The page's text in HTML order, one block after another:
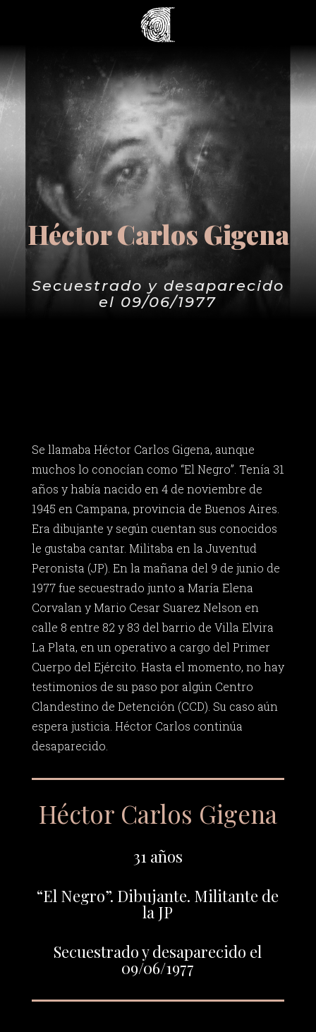
Héctor Carlos Gigena
Secuestrado y desaparecido
el 09/06/1977
Se llamaba Héctor Carlos Gigena, aunque
muchos lo conocían como “El Negro”. Tenía 31
años y había nacido en 4 de noviembre de
1945 en Campana, provincia de Buenos Aires.
Era dibujante y según cuentan sus conocidos
le gustaba cantar. Militaba en la Juventud
Peronista (JP). En la mañana del 9 de junio de
1977 fue secuestrado junto a María Elena
Corvalan y Mario Cesar Suarez Nelson en
calle 8 entre 82 y 83 del barrio de Villa Elvira
La Plata, en un operativo a cargo del Primer
Cuerpo del Ejército. Hasta el momento, no hay
testimonios de su paso por algún Centro
Clandestino de Detención (CCD). Su caso aún
espera justicia. Héctor Carlos continúa
desaparecido.
Héctor Carlos Gigena
31 años
“El Negro”. Dibujante. Militante de
la JP
Secuestrado y desaparecido el
09/06/1977